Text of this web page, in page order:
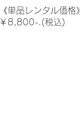
《単品レンタル価格》
￥8,800-.(税込)